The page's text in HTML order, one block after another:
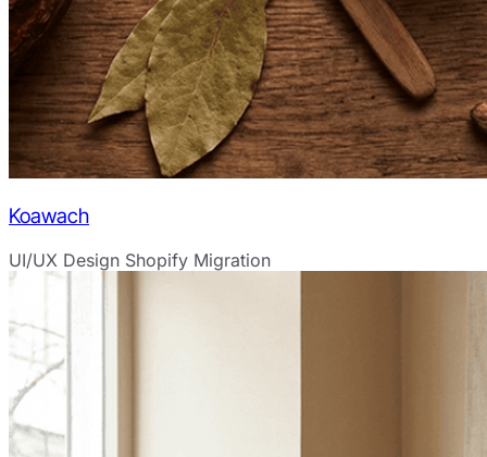
Koawach
UI/UX Design Shopify Migration